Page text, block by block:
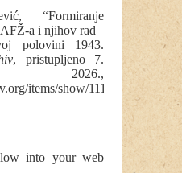
“Formiranje
a i njihov rad
polovini 1943.
, pristupljeno 7.
2026.,
items/show/111
into your web